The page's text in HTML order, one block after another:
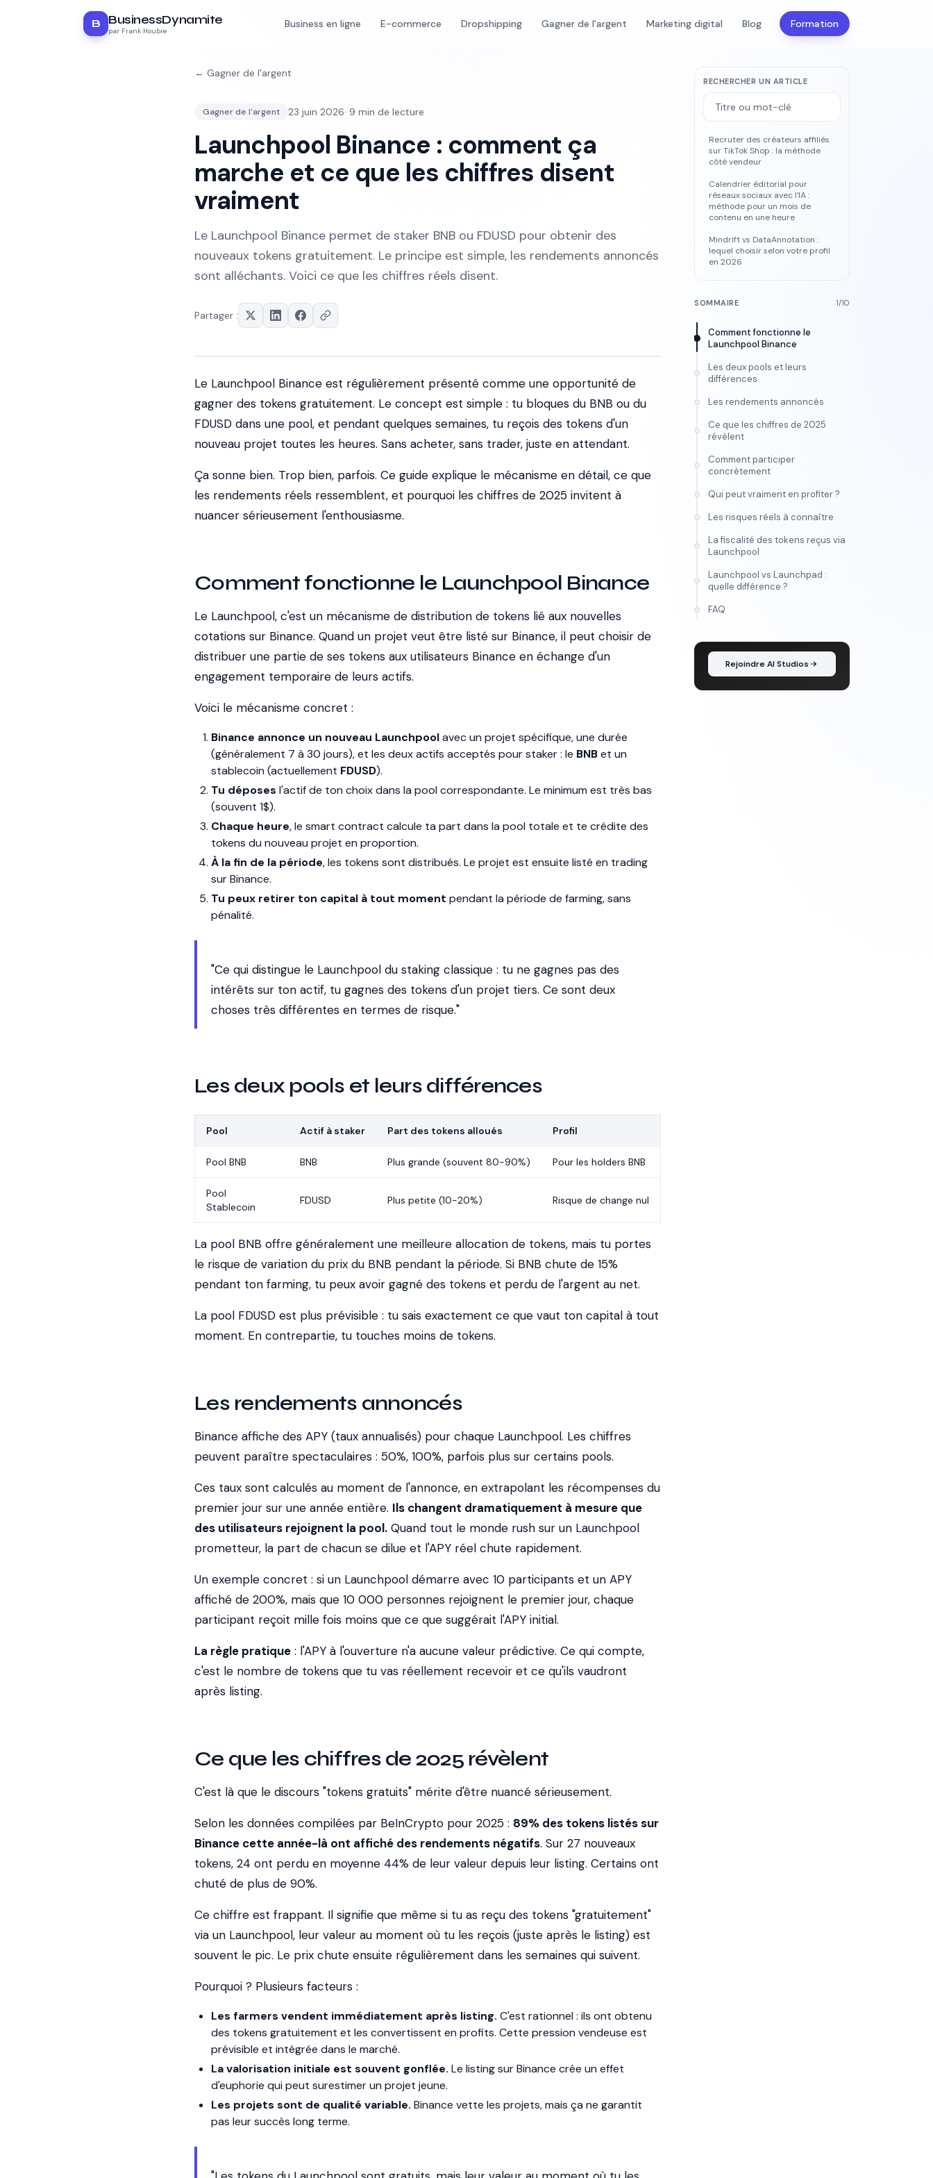
B BusinessDynamite
par Frank Houbre
Business en ligne E-commerce Dropshipping Gagner de l'argent Marketing digital Blog Formation
← Gagner de l'argent
Gagner de l'argent 23 juin 2026· 9 min de lecture
Launchpool Binance : comment ça
marche et ce que les chiffres disent
vraiment
Le Launchpool Binance permet de staker BNB ou FDUSD pour obtenir des
nouveaux tokens gratuitement. Le principe est simple, les rendements annoncés
sont alléchants. Voici ce que les chiffres réels disent.
Partager :
Le Launchpool Binance est régulièrement présenté comme une opportunité de
gagner des tokens gratuitement. Le concept est simple : tu bloques du BNB ou du
FDUSD dans une pool, et pendant quelques semaines, tu reçois des tokens d'un
nouveau projet toutes les heures. Sans acheter, sans trader, juste en attendant.
Ça sonne bien. Trop bien, parfois. Ce guide explique le mécanisme en détail, ce que
les rendements réels ressemblent, et pourquoi les chiffres de 2025 invitent à
nuancer sérieusement l'enthousiasme.
Comment fonctionne le Launchpool Binance
Le Launchpool, c'est un mécanisme de distribution de tokens lié aux nouvelles
cotations sur Binance. Quand un projet veut être listé sur Binance, il peut choisir de
distribuer une partie de ses tokens aux utilisateurs Binance en échange d'un
engagement temporaire de leurs actifs.
Voici le mécanisme concret :
Binance annonce un nouveau Launchpoolavec un projet spécifique, une durée
(généralement 7 à 30 jours), et les deux actifs acceptés pour staker : le BNBet un
stablecoin (actuellement FDUSD).
Tu déposes l'actif de ton choix dans la pool correspondante. Le minimum est très bas
(souvent 1$).
Chaque heure, le smart contract calcule ta part dans la pool totale et te crédite des
tokens du nouveau projet en proportion.
À la fin de la période, les tokens sont distribués. Le projet est ensuite listé en trading
sur Binance.
Tu peux retirer ton capital à tout moment pendant la période de farming, sans
pénalité.
"Ce qui distingue le Launchpool du staking classique : tu ne gagnes pas des
intérêts sur ton actif, tu gagnes des tokens d'un projet tiers. Ce sont deux
choses très différentes en termes de risque."
Les deux pools et leurs différences
Pool Actif à staker Part des tokens alloués Profil
Pool BNB BNB Plus grande (souvent 80-90%) Pour les holders BNB
Pool
Stablecoin
FDUSD Plus petite (10-20%) Risque de change nul
La pool BNB offre généralement une meilleure allocation de tokens, mais tu portes
le risque de variation du prix du BNB pendant la période. Si BNB chute de 15%
pendant ton farming, tu peux avoir gagné des tokens et perdu de l'argent au net.
La pool FDUSD est plus prévisible : tu sais exactement ce que vaut ton capital à tout
moment. En contrepartie, tu touches moins de tokens.
Les rendements annoncés
Binance affiche des APY (taux annualisés) pour chaque Launchpool. Les chiffres
peuvent paraître spectaculaires : 50%, 100%, parfois plus sur certains pools.
Ces taux sont calculés au moment de l'annonce, en extrapolant les récompenses du
premier jour sur une année entière. Ils changent dramatiquement à mesure que
des utilisateurs rejoignent la pool. Quand tout le monde rush sur un Launchpool
prometteur, la part de chacun se dilue et l'APY réel chute rapidement.
Un exemple concret : si un Launchpool démarre avec 10 participants et un APY
affiché de 200%, mais que 10 000 personnes rejoignent le premier jour, chaque
participant reçoit mille fois moins que ce que suggérait l'APY initial.
La règle pratique : l'APY à l'ouverture n'a aucune valeur prédictive. Ce qui compte,
c'est le nombre de tokens que tu vas réellement recevoir et ce qu'ils vaudront
après listing.
Ce que les chiffres de 2025 révèlent
C'est là que le discours "tokens gratuits" mérite d'être nuancé sérieusement.
Selon les données compilées par BeInCrypto pour 2025 : 89% des tokens listés sur
Binance cette année-là ont affiché des rendements négatifs. Sur 27 nouveaux
tokens, 24 ont perdu en moyenne 44% de leur valeur depuis leur listing. Certains ont
chuté de plus de 90%.
Ce chiffre est frappant. Il signifie que même si tu as reçu des tokens "gratuitement"
via un Launchpool, leur valeur au moment où tu les reçois (juste après le listing) est
souvent le pic. Le prix chute ensuite régulièrement dans les semaines qui suivent.
Pourquoi ? Plusieurs facteurs :
Les farmers vendent immédiatement après listing. C'est rationnel : ils ont obtenu
des tokens gratuitement et les convertissent en profits. Cette pression vendeuse est
prévisible et intégrée dans le marché.
La valorisation initiale est souvent gonflée. Le listing sur Binance crée un effet
d'euphorie qui peut surestimer un projet jeune.
Les projets sont de qualité variable. Binance vette les projets, mais ça ne garantit
pas leur succès long terme.
RECHERCHER UN ARTICLE
Recruter des créateurs affiliés
sur TikTok Shop : la méthode
côté vendeur
Calendrier éditorial pour
réseaux sociaux avec l'IA :
méthode pour un mois de
contenu en une heure
Mindrift vs DataAnnotation :
lequel choisir selon votre profil
en 2026
SOMMAIRE 1/10
Comment fonctionne le
Launchpool Binance
Les deux pools et leurs
différences
Les rendements annoncés
Ce que les chiffres de 2025
révèlent
Comment participer
concrètement
Qui peut vraiment en profiter ?
Les risques réels à connaître
La fiscalité des tokens reçus via
Launchpool
Launchpool vs Launchpad :
quelle différence ?
FAQ
Rejoindre AI Studios